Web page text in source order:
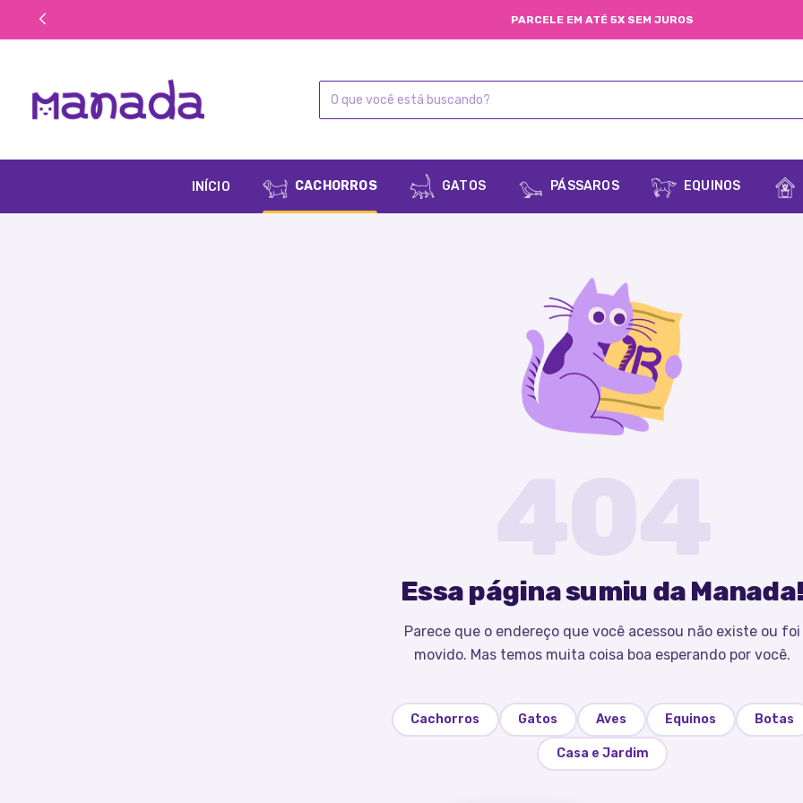
FRETE GRÁTIS NACIONAL
INÍCIO CACHORROS GATOS PÁSSAROS EQUINOS
Essa página sumiu da Manada!
Parece que o endereço que você acessou não existe ou foi
movido. Mas temos muita coisa boa esperando por você.
Cachorros Gatos Aves Equinos Botas
Casa e Jardim